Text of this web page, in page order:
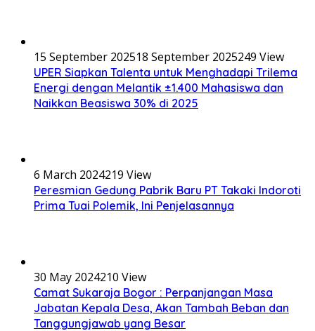
15 September 202518 September 2025249 View
UPER Siapkan Talenta untuk Menghadapi Trilema
Energi dengan Melantik ±1.400 Mahasiswa dan
Naikkan Beasiswa 30% di 2025
6 March 2024219 View
Peresmian Gedung Pabrik Baru PT Takaki Indoroti
Prima Tuai Polemik, Ini Penjelasannya
30 May 2024210 View
Camat Sukaraja Bogor : Perpanjangan Masa
Jabatan Kepala Desa, Akan Tambah Beban dan
Tanggungjawab yang Besar